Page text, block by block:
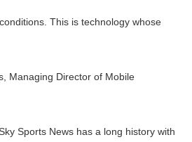
This is technology whose
Managing Director of Mobile
Sports News has a long history with